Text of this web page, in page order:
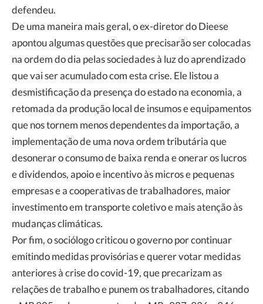
defendeu.
De uma maneira mais geral, o ex-diretor do Dieese
apontou algumas questões que precisarão ser colocadas
na ordem do dia pelas sociedades à luz do aprendizado
que vai ser acumulado com esta crise. Ele listou a
desmistificação da presença do estado na economia, a
retomada da produção local de insumos e equipamentos
que nos tornem menos dependentes da importação, a
implementação de uma nova ordem tributária que
desonerar o consumo de baixa renda e onerar os lucros
e dividendos, apoio e incentivo às micros e pequenas
empresas e a cooperativas de trabalhadores, maior
investimento em transporte coletivo e mais atenção às
mudanças climáticas.
Por fim, o sociólogo criticou o governo por continuar
emitindo medidas provisórias e querer votar medidas
anteriores à crise do covid-19, que precarizam as
relações de trabalho e punem os trabalhadores, citando